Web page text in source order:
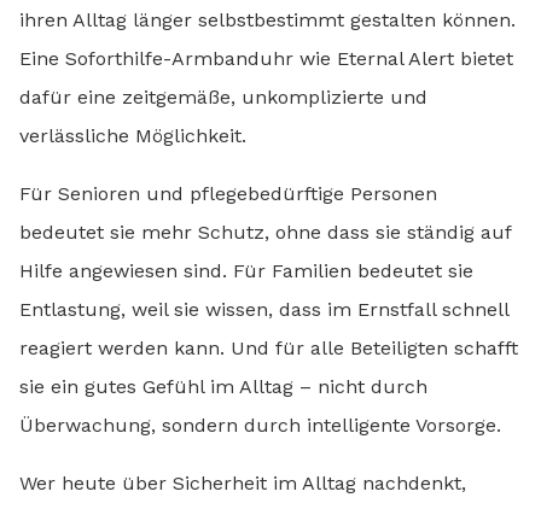
ihren Alltag länger selbstbestimmt gestalten können.
Eine Soforthilfe-Armbanduhr wie Eternal Alert bietet
dafür eine zeitgemäße, unkomplizierte und
verlässliche Möglichkeit.
Für Senioren und pflegebedürftige Personen
bedeutet sie mehr Schutz, ohne dass sie ständig auf
Hilfe angewiesen sind. Für Familien bedeutet sie
Entlastung, weil sie wissen, dass im Ernstfall schnell
reagiert werden kann. Und für alle Beteiligten schafft
sie ein gutes Gefühl im Alltag – nicht durch
Überwachung, sondern durch intelligente Vorsorge.
Wer heute über Sicherheit im Alltag nachdenkt,